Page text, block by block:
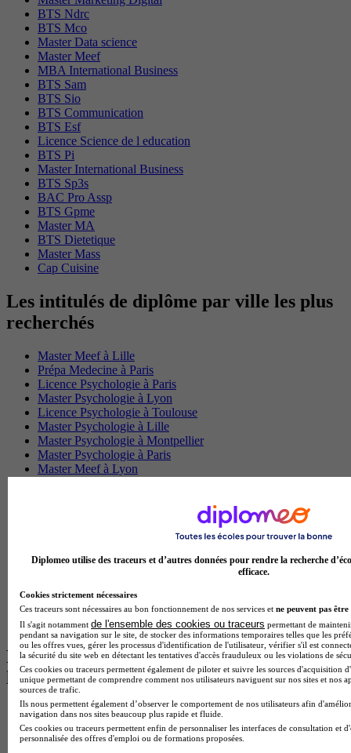
BTS Ndrc
BTS Mco
Master Data science
Master Meef
MBA International Business
BTS Sam
BTS Sio
BTS Communication
BTS Esf
Licence Science de l education
BTS Pi
Master International Business
BTS Sp3s
BAC Pro Assp
BTS Gpme
Master MA
BTS Dietetique
Master Mass
Cap Cuisine
Les intitulés de diplôme par ville les plus
recherchés
Master Meef à Lille
Prépa Medecine à Paris
Licence Psychologie à Paris
Master Psychologie à Lyon
Licence Psychologie à Toulouse
Master Psychologie à Lille
Master Psychologie à Montpellier
Master Psychologie à Paris
Master Meef à Lyon
Licence Psychologie à Lille
Master Informatique à Paris
Master Psychologie à Angers
BTS Communication à Lyon
BTS Ndrc à Lyon
Les intitulés de diplôme par alternance
les plus recherchés
BTS Esf en alternance
BTS Dietetique en alternance
BTS Mco en alternance
Diplomeo utilise des traceurs et d’autres données pour rendre la recherche
efficace.
Cookies strictement nécessaires
Ces traceurs sont nécessaires au bon fonctionnement de nos services et ne peuvent pas être
Il s'agit notamment de l'ensemble des cookies ou traceurs permettant de
pendant sa navigation sur le site, de stocker des informations temporaires telles que les
ou les offres vues, gérer les processus d'identification de l'utilisateur, vérifier s'il est
la sécurité du site web en détectant les tentatives d'accès frauduleux ou les violations de
Ces cookies ou traceurs permettent également de piloter et suivre les sources d'acquisition
unique permettant de comprendre comment nos utilisateurs naviguent sur nos sites et nos
sources de trafic.
Ils nous permettent également d’observer le comportement de nos utilisateurs afin
navigation dans nos sites beaucoup plus rapide et fluide.
Ces cookies ou traceurs permettent enfin de personnaliser les interfaces de consultation et
personnalisée des offres d'emploi ou de formations proposées.